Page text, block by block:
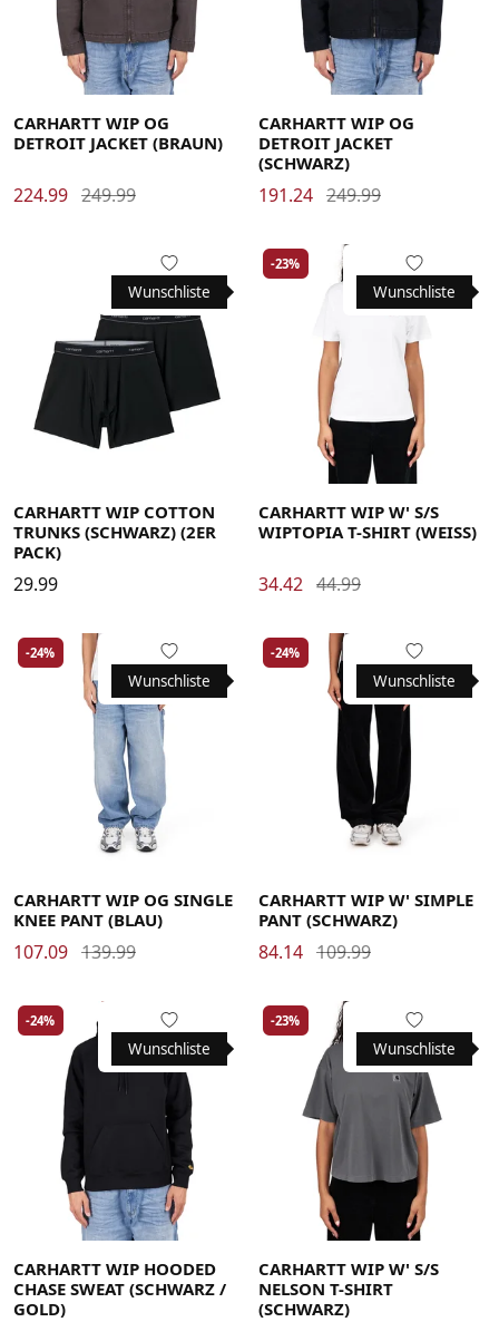
MediumSmallX-Large
CARHARTT WIP OG
DETROIT JACKET (BRAUN)
224.99 249.99
MediumSmallX-Large
CARHARTT WIP OG
DETROIT JACKET
(SCHWARZ)
191.24 249.99
Wunschliste
CARHARTT WIP COTTON
TRUNKS (SCHWARZ) (2ER
PACK)
29.99
Medium Small X-Small
Wunschliste
-23%
CARHARTT WIP W' S/S
WIPTOPIA T-SHIRT (WEISS)
34.42 44.99
Wunschliste
-24%
CARHARTT WIP OG SINGLE
KNEE PANT (BLAU)
107.09 139.99
Wunschliste
-24%
CARHARTT WIP W' SIMPLE
PANT (SCHWARZ)
84.14 109.99
MediumSmallX-Large
Wunschliste
-24%
CARHARTT WIP HOODED
CHASE SWEAT (SCHWARZ /
GOLD)
Small X-Small
Wunschliste
-23%
CARHARTT WIP W' S/S
NELSON T-SHIRT
(SCHWARZ)